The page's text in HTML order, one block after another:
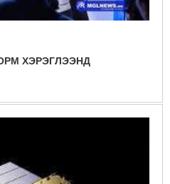
ХЭРЭГЛЭЭНД